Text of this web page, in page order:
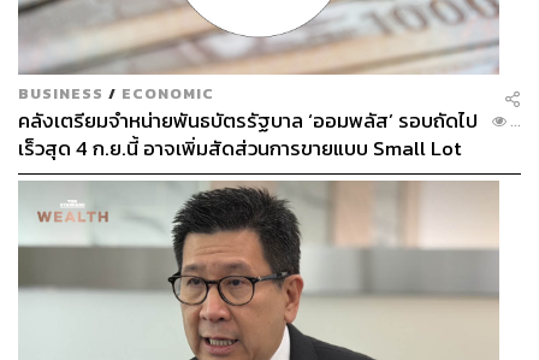
BUSINESS / ECONOMIC
คลังเตรียมจำหน่ายพันธบัตรรัฐบาล ‘ออมพลัส’ รอบถัดไป
เร็วสุด 4 ก.ย.นี้ อาจเพิ่มสัดส่วนการขายแบบ Small Lot
First มากขึ้น
...